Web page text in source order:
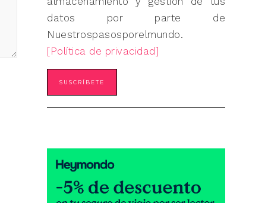
datos por parte de
Nuestrospasosporelmundo.
[Política de privacidad]